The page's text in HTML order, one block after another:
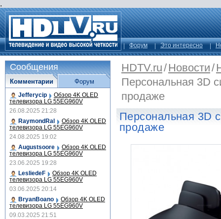
.
Форум Это интересно
HDTV.ru/Новости/
Персональная 3D
продаже
Персональная 3D
продаже
Сообщения
Комментарии
Jefferycip Обзор 4K OLED
телевизора LG 55EG960V
26.08.2025 21:28
RaymondRal
Обзор 4K OLED
телевизора LG 55EG960V
24.08.2025 19:02
Augustsoore
Обзор 4K OLED
телевизора LG 55EG960V
23.06.2025 19:28
LesliedeF
Обзор 4K OLED
телевизора LG 55EG960V
03.06.2025 20:14
BryanBoano
Обзор 4K OLED
телевизора LG 55EG960V
09.03.2025 21:51
Форум